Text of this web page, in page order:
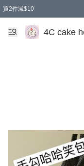
買2件減$10
任選兩件減$10
買兩盒減$10
買兩件減$10
買2件減$10
買2件減$10
4C cake